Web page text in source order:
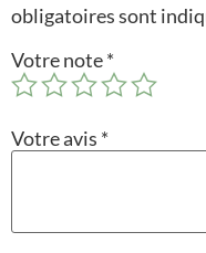
obligatoires sont
Votre note*
Votre avis *